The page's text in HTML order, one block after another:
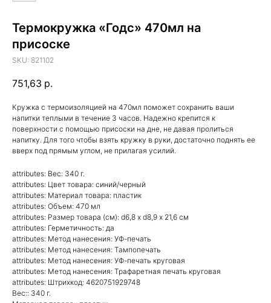
Термокружка «Годс» 470мл на
присоске
SKU: 821102
751,63 р.
Кружка с термоизоляцией на 470мл поможет сохранить ваши
напитки теплыми в течение 3 часов. Надежно крепится к
поверхности с помощью присоски на дне, не давая пролиться
напитку. Для того чтобы взять кружку в руки, достаточно поднять ее
вверх под прямым углом, не прилагая усилий.
attributes: Вес: 340 г.
attributes: Цвет товара: синий/черный
attributes: Материал товара: пластик
attributes: Объем: 470 мл
attributes: Размер товара (см): d6,8 х d8,9 х 21,6 см
attributes: Герметичность: да
attributes: Метод нанесения: УФ-печать
attributes: Метод нанесения: Тампопечать
attributes: Метод нанесения: УФ-печать круговая
attributes: Метод нанесения: Трафаретная печать круговая
attributes: Штрихкод: 4620751929748
Вес:: 340 г.